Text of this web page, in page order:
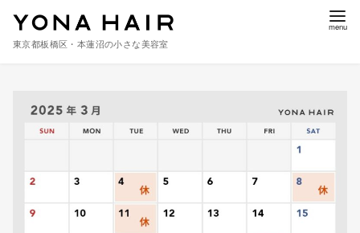
東京都板橋区・本蓮沼の小さな美容室